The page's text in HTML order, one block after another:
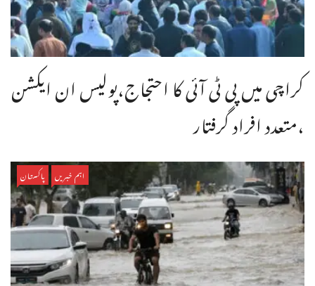
کراچی میں پی ٹی آئی کا احتجاج،پولیس ان ایکشن
،متعدد افراد گرفتار
اہم خبریں پاکستان